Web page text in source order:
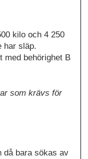
kilo och 4 250
har släp.
med behörighet B
som krävs för
då bara sökas av